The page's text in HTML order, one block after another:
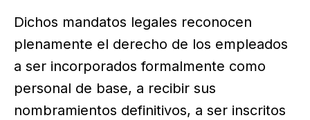
Dichos mandatos legales reconocen
plenamente el derecho de los empleados
a ser incorporados formalmente como
personal de base, a recibir sus
nombramientos definitivos, a ser inscritos